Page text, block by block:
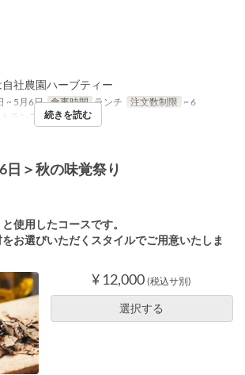
社農園ハーブティー
~ 5月6日 食事時間 ランチ 注文数制限 ~ 6
ランフロア続きを読む
日＞秋の味覚祭り
使用したコースです。
お選びいただくスタイルでご用意いたしま
¥ 12,000 (税込サ別)
選択する